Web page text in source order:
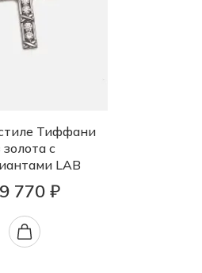
Тиффани
золота с
LAB
770 ₽